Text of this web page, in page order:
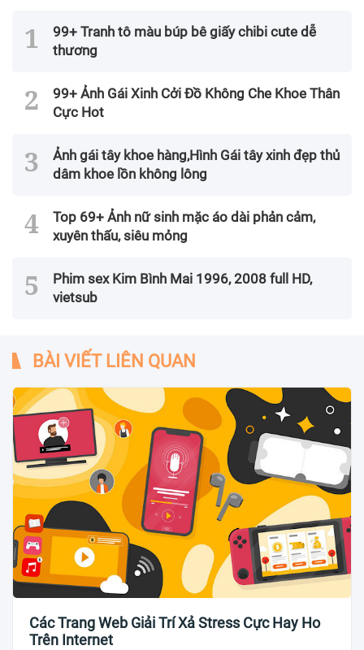
99+ Tranh tô màu búp bê giấy chibi cute dễ
thương
99+ Ảnh Gái Xinh Cởi Đồ Không Che Khoe Thân
Cực Hot
Ảnh gái tây khoe hàng,Hình Gái tây xinh đẹp thủ
dâm khoe lồn không lông
Top 69+ Ảnh nữ sinh mặc áo dài phản cảm,
xuyên thấu, siêu mỏng
Phim sex Kim Bình Mai 1996, 2008 full HD,
vietsub
BÀI VIẾT LIÊN QUAN
Các Trang Web Giải Trí Xả Stress Cực Hay Ho
Trên Internet